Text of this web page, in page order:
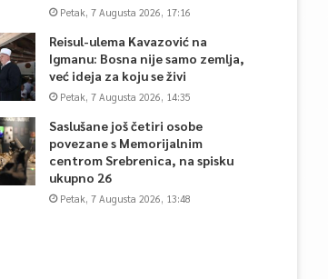
Petak, 7 Augusta 2026, 17:16
Reisul-ulema Kavazović na
Igmanu: Bosna nije samo zemlja,
već ideja za koju se živi
Petak, 7 Augusta 2026, 14:35
Saslušane još četiri osobe
povezane s Memorijalnim
centrom Srebrenica, na spisku
ukupno 26
Petak, 7 Augusta 2026, 13:48